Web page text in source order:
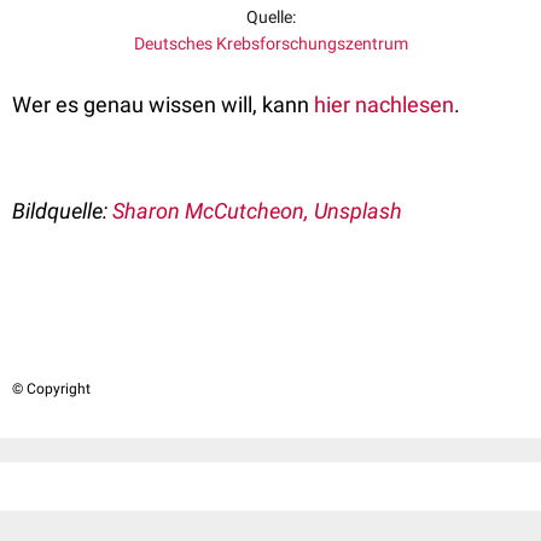
Quelle:
Deutsches Krebsforschungszentrum
Wer es genau wissen will, kann hier nachlesen.
Bildquelle:Sharon McCutcheon, Unsplash
© Copyright